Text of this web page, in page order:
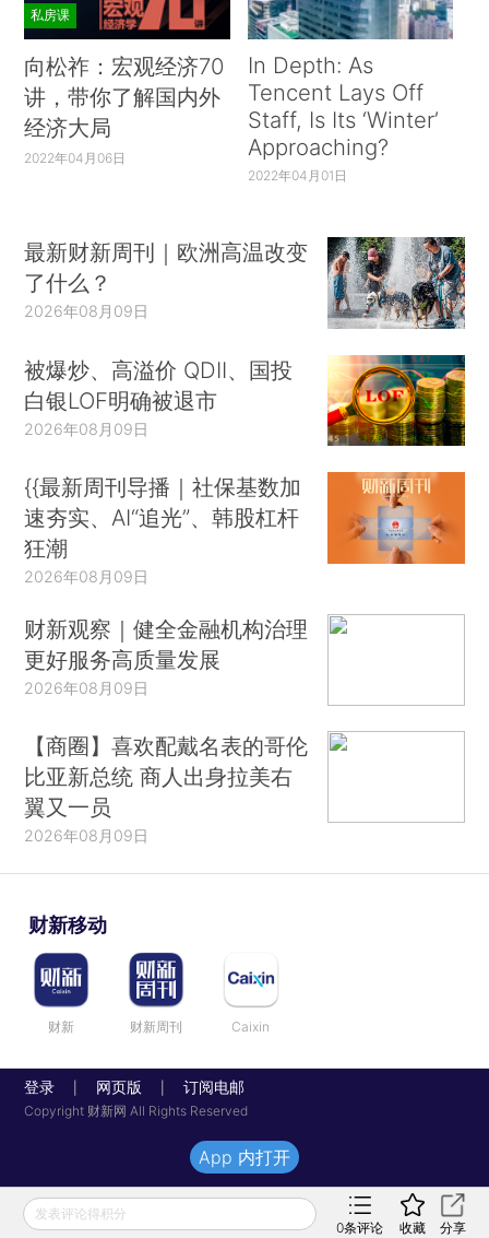
私房课
向松祚：宏观经济70
讲，带你了解国内外
经济大局
2022年04月06日
In Depth: As
Tencent Lays Off
Staff, Is Its ‘Winter’
Approaching?
2022年04月01日
最新财新周刊｜欧洲高温改变
了什么？
2026年08月09日
被爆炒、高溢价 QDII、国投
白银LOF明确被退市
2026年08月09日
{{最新周刊导播｜社保基数加
速夯实、AI“追光”、韩股杠杆
狂潮
2026年08月09日
财新观察｜健全金融机构治理
更好服务高质量发展
2026年08月09日
【商圈】喜欢配戴名表的哥伦
比亚新总统 商人出身拉美右
翼又一员
2026年08月09日
财新移动
财新 财新周刊 Caixin
登录 网页版 订阅电邮
Copyright 财新网 All Rights Reserved
发表评论得积分
0条评论 收藏 分享
App 内打开